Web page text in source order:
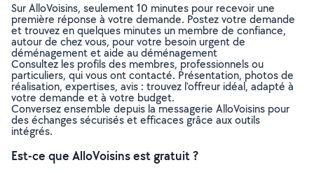
Sur AlloVoisins, seulement 10 minutes pour recevoir une
première réponse à votre demande. Postez votre demande
et trouvez en quelques minutes un membre de confiance,
autour de chez vous, pour votre besoin urgent de
déménagement et aide au déménagement
Consultez les profils des membres, professionnels ou
particuliers, qui vous ont contacté. Présentation, photos de
réalisation, expertises, avis : trouvez l'offreur idéal, adapté à
votre demande et à votre budget.
Conversez ensemble depuis la messagerie AlloVoisins pour
des échanges sécurisés et efficaces grâce aux outils
intégrés.
Est-ce que AlloVoisins est gratuit ?